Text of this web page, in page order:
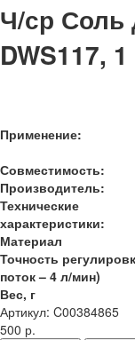
Ч/ср Соль
DWS117,
Применение:
Совместимость:
Производитель:
Технические
характеристики:
Материал
Точность
поток – 4 л/мин)
Вес, г
Артикул: C00384865
500 р.